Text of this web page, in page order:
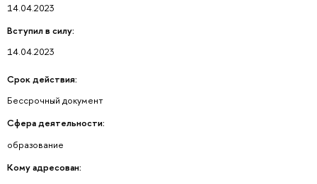
14.04.2023
Вступил в силу:
14.04.2023
Срок действия:
Бессрочный документ
Сфера деятельности:
образование
Кому адресован: